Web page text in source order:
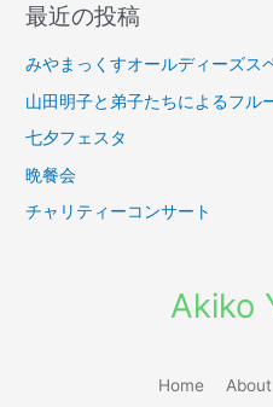
象
:
最近の投稿
みやまっくすオールディーズス
山田明子と弟子たちによるフ
七夕フェスタ
晩餐会
チャリティーコンサート
Akiko
Home About